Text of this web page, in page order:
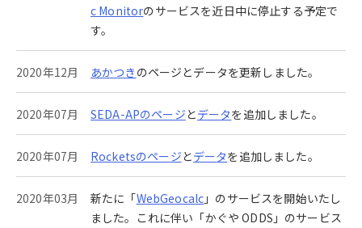
c Monitorのサービスを近日中に停止する予定で
す。
2020年12月 あかつき のページとデータを更新しました。
2020年07月 SEDA-APのページとデータを追加しました。
2020年07月 Rocketsのページとデータを追加しました。
2020年03月 新たに「WebGeocalc 」のサービスを開始いたし
ました。これに伴い「かぐや ODDS」のサービス